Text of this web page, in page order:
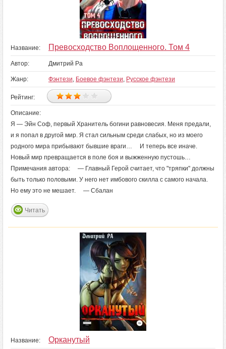
Название: Превосходство Воплощенного. Том 4
Автор: Дмитрий Ра
Жанр: Фэнтези, Боевое фэнтези, Русское фэнтези
Рейтинг:
Описание:
Я — Эйн Соф, первый Хранитель богини равновесия. Меня предали,
и я попал в другой мир. Я стал сильным среди слабых, но из моего
родного мира прибывают бывшие враги… И теперь все иначе.
Новый мир превращается в поле боя и выжженную пустошь…
Примечания автора: — Главный Герой считает, что "тряпки" должны
быть только половыми. У него нет имбового скилла с самого начала.
Но ему это не мешает. — Сбалан
Читать
Название: Орканутый